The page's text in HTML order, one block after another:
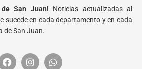
San Juan! Noticias actualizadas al
sucede en cada departamento y en cada
de San Juan.